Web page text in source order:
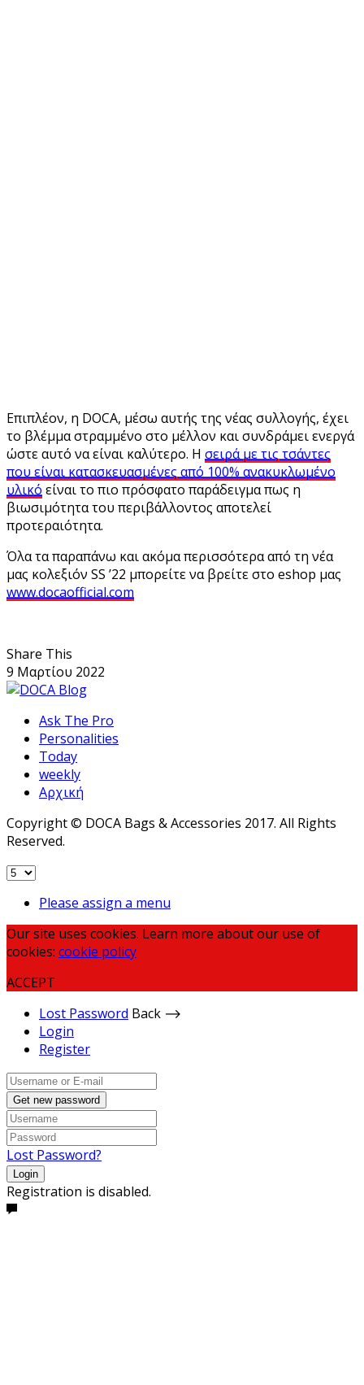
Επιπλέον, η DOCA, μέσω αυτής της νέας συλλογής, έχει
το βλέμμα στραμμένο στο μέλλον και συνδράμει ενεργά
ώστε αυτό να είναι καλύτερο. Η σειρά με τις τσάντες
που είναι κατασκευασμένες από 100% ανακυκλωμένο
υλικό είναι το πιο πρόσφατο παράδειγμα πως η
βιωσιμότητα του περιβάλλοντος αποτελεί
προτεραιότητα.
Όλα τα παραπάνω και ακόμα περισσότερα από τη νέα
μας κολεξιόν SS ’22 μπορείτε να βρείτε στο eshop μας
www.docaofficial.com
Share This
9 Μαρτίου 2022
Ask The Pro
Personalities
Today
weekly
Αρχική
Copyright © DOCA Bags & Accessories 2017. All Rights
Reserved.
Please assign a menu
Our site uses cookies. Learn more about our use of
cookies: cookie policy
ACCEPT
Lost Password Back ⟶
Login
Register
Get new password
Lost Password?
Login
Registration is disabled.